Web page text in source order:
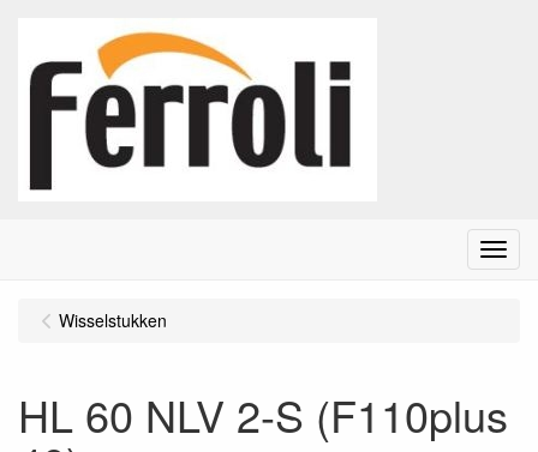
Menu
Wisselstukken
HL 60 NLV 2-S (F110plus